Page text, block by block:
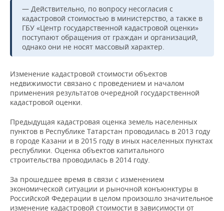
— Действительно, по вопросу несогласия с
кадастровой стоимостью в министерство, а также в
ГБУ «Центр государственной кадастровой оценки»
поступают обращения от граждан и организаций,
однако они не носят массовый характер.
Изменение кадастровой стоимости объектов
недвижимости связано с проведением и началом
применения результатов очередной государственной
кадастровой оценки.
Предыдущая кадастровая оценка земель населенных
пунктов в Республике Татарстан проводилась в 2013 году
в городе Казани и в 2015 году в иных населенных пунктах
республики. Оценка объектов капитального
строительства проводилась в 2014 году.
За прошедшее время в связи с изменением
экономической ситуации и рыночной конъюнктуры в
Российской Федерации в целом произошло значительное
изменение кадастровой стоимости в зависимости от